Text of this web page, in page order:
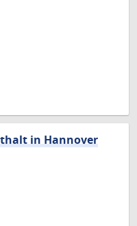
in Hannover